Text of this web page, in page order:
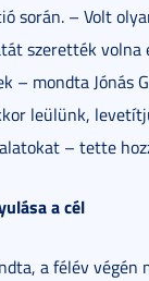
során. – Volt
szerették volna
– mondta Jónás
leülünk,
– tette
a cél
a félév végén